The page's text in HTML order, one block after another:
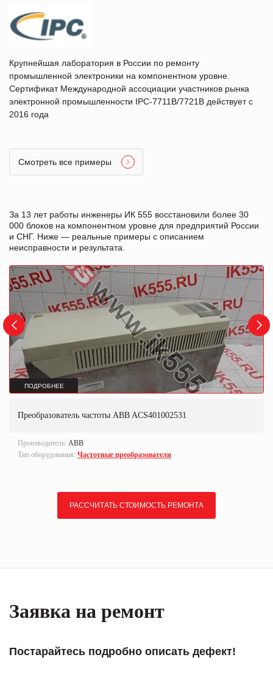
Крупнейшая лаборатория в России по ремонту
промышленной электроники на компонентном уровне.
Сертификат Международной ассоциации участников рынка
электронной промышленности IPC-7711B/7721B действует с
2016 года
Смотреть все примеры
За 13 лет работы инженеры ИК 555 восстановили более 30
000 блоков на компонентном уровне для предприятий России
и СНГ. Ниже — реальные примеры с описанием
неисправности и результата.
ПОДРОБНЕЕ
Преобразователь частоты ABB ACS401002531
Производитель: ABB
Тип оборудования: Частотные преобразователи
РАССЧИТАТЬ СТОИМОСТЬ РЕМОНТА
Заявка на ремонт
Постарайтесь подробно описать дефект!